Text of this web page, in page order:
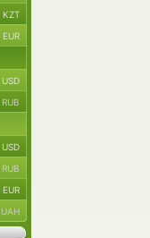
KZT
EUR
USD
RUB
USD
RUB
EUR
UAH